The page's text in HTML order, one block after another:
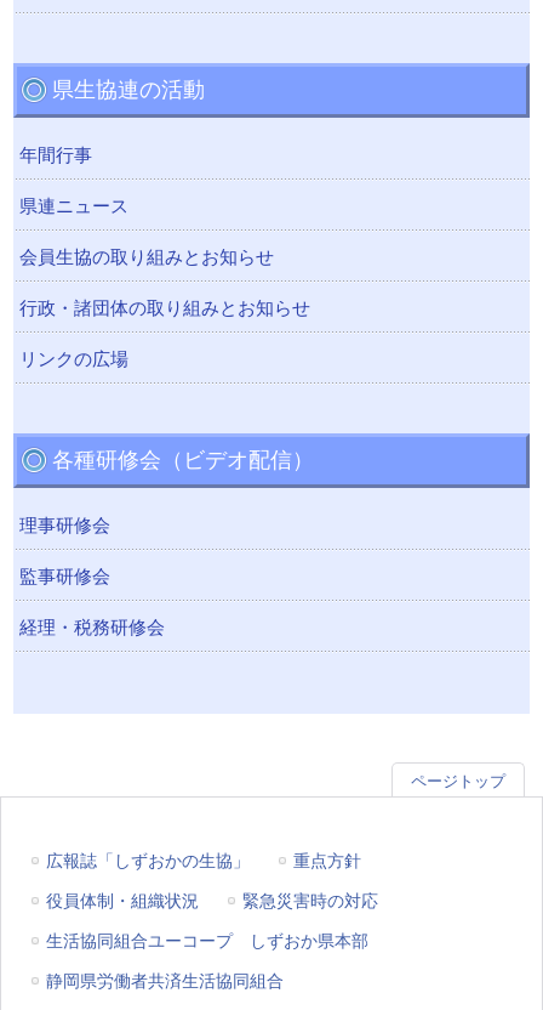
県生協連の活動
年間行事
県連ニュース
会員生協の取り組みとお知らせ
行政・諸団体の取り組みとお知らせ
リンクの広場
各種研修会（ビデオ配信）
理事研修会
監事研修会
経理・税務研修会
ページトップ
広報誌「しずおかの生協」 重点方針
役員体制・組織状況 緊急災害時の対応
生活協同組合ユーコープ しずおか県本部
静岡県労働者共済生活協同組合